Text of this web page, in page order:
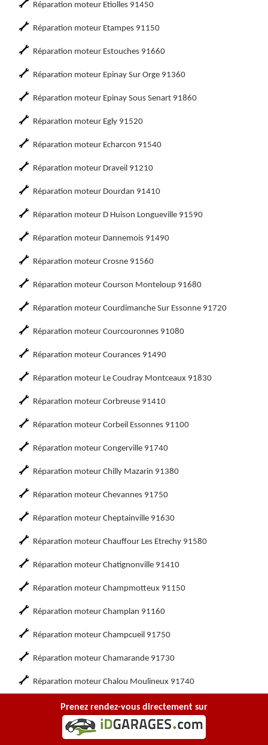
NOS REALISATIONS
Prenez rendez-vous directement sur
Réparation moteur Etiolles 91450
Réparation moteur Etampes 91150
Réparation moteur Estouches 91660
Réparation moteur Epinay Sur Orge 91360
Réparation moteur Epinay Sous Senart 91860
Réparation moteur Egly 91520
Réparation moteur Echarcon 91540
Réparation moteur Draveil 91210
Réparation moteur Dourdan 91410
Réparation moteur D Huison Longueville 91590
Réparation moteur Dannemois 91490
Réparation moteur Crosne 91560
Réparation moteur Courson Monteloup 91680
Réparation moteur Courdimanche Sur Essonne 91720
Réparation moteur Courcouronnes 91080
Réparation moteur Courances 91490
Réparation moteur Le Coudray Montceaux 91830
Réparation moteur Corbreuse 91410
Réparation moteur Corbeil Essonnes 91100
Réparation moteur Congerville 91740
Réparation moteur Chilly Mazarin 91380
Réparation moteur Chevannes 91750
Réparation moteur Cheptainville 91630
Réparation moteur Chauffour Les Etrechy 91580
Réparation moteur Chatignonville 91410
Réparation moteur Champmotteux 91150
Réparation moteur Champlan 91160
Réparation moteur Champcueil 91750
Réparation moteur Chamarande 91730
Réparation moteur Chalou Moulineux 91740
Réparation moteur Chalo Saint Mars 91780
Réparation moteur Cerny 91590